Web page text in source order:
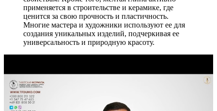
применяется в строительстве и керамике, где
ценится за свою прочность и пластичность.
Многие мастера и художники используют ее для
создания уникальных изделий, подчеркивая ее
универсальность и природную красоту.